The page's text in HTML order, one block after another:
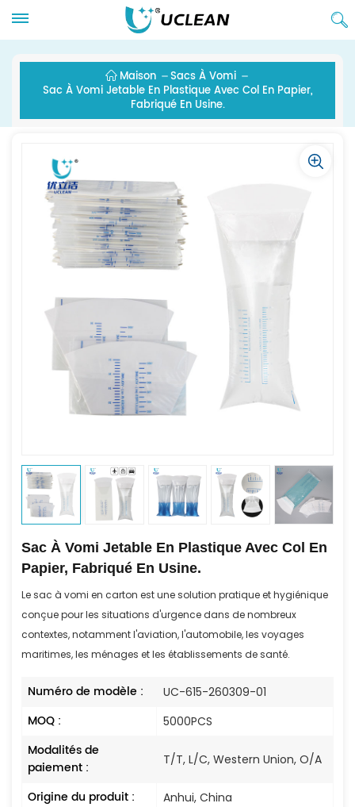
Maison
Sacs À Vomi
Sac À Vomi Jetable En Plastique Avec Col En Papier,
Fabriqué En Usine.
Sac À Vomi Jetable En Plastique Avec Col En
Papier, Fabriqué En Usine.
Le sac à vomi en carton est une solution pratique et hygiénique
conçue pour les situations d'urgence dans de nombreux
contextes, notamment l'aviation, l'automobile, les voyages
maritimes, les ménages et les établissements de santé.
Numéro de modèle : UC-615-260309-01
MOQ : 5000PCS
Modalités de
paiement :
T/T, L/C, Western Union, O/A
Origine du produit : Anhui, China